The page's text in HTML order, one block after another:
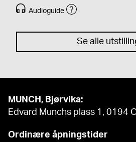
Audioguide
Se alle
MUNCH, Bjørvika:
Edvard Munchs plass 1, 0194
Ordinære åpningstider